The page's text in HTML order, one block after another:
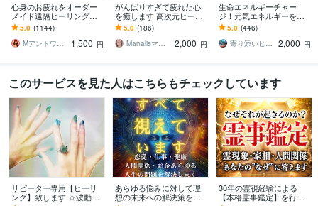
心身のお疲れをオーダー
メイド遠隔ヒーリングし
ます お疲れが取れない、
スッキリしない❤基本即レ
スです❤
5.0 (1144)
Mアントワネット＠駆け込み寺
1,500 円
がんばりすぎて疲れた心
を癒します 高次元ヒーリ
ングで、幸せをキャッチ
できる波動に調整します
5.0 (186)
Manalisマナリス
2,000 円
生命エネルギーチャー
ジ！元気エネルギーを補
充します 生命力アップ、
エネルギーチャージ、疲
労感、元気、やる気アッ
5.0 (446)
寄り添いヒーラー＊haru
2,000 円
このサービスを見た人はこちらもチェックしています
リピーター専用【ヒーリ
ング】致します ☆波動を
あらゆる悩みに対して理
想の未来への解決策を授
30年の霊視経験による
【本格霊事鑑定】を行い